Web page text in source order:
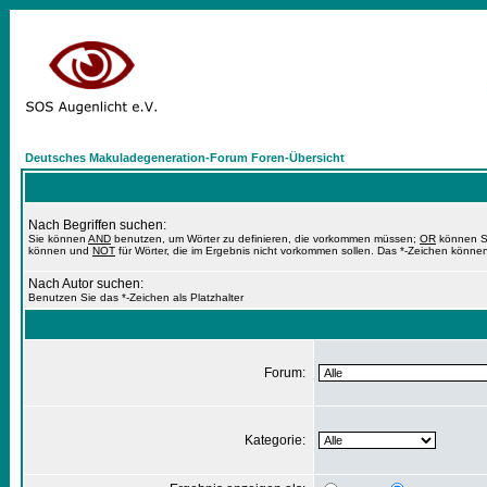
Deutsches Makuladegeneration-Forum Foren-Übersicht
Nach Begriffen suchen:
Sie können AND benutzen, um Wörter zu definieren, die vorkommen müssen; OR können
können und NOT für Wörter, die im Ergebnis nicht vorkommen sollen. Das *-Zeichen
Nach Autor suchen:
Benutzen Sie das *-Zeichen als Platzhalter
Forum:
Kategorie: